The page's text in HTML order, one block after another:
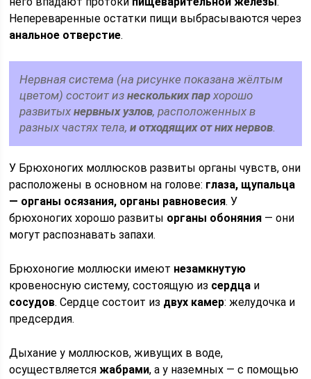
Непереваренные остатки пищи выбрасываются через
анальное отверстие.
Нервная система (на рисунке показана жёлтым
цветом) состоит изнескольких пархорошо
развитыхнервных узлов, расположенных в
разных частях тела,и отходящих от них нервов.
У Брюхоногих моллюсков развиты органы чувств, они
расположены в основном на голове: глаза, щупальца
— органы осязания, органы равновесия. У
брюхоногих хорошо развиты органы обоняния — они
могут распознавать запахи.
Брюхоногие моллюски имеют незамкнутую
кровеносную систему, состоящую из сердца и
сосудов. Сердце состоит из двух камер: желудочка и
предсердия.
Дыхание у моллюсков, живущих в воде,
осуществляетсяжабрами, а у наземных — с помощью